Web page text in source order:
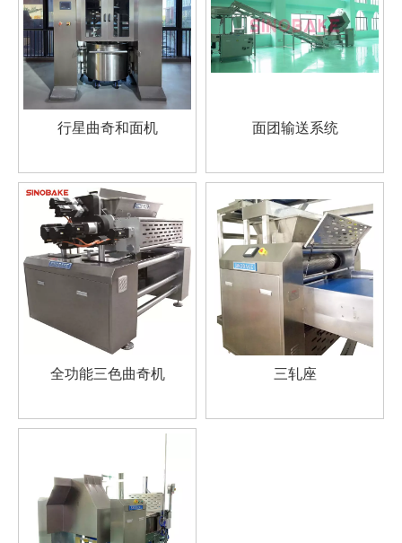
行星曲奇和面机 面团输送系统
全功能三色曲奇机 三轧座